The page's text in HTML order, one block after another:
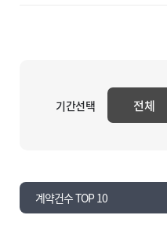
기간선택 전체
계약건수 TOP 10